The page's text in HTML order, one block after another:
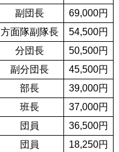
副団長
69,000円
方面隊副隊長
54,500円
分団長
50,500円
副分団長
45,500円
部長
39,000円
班長
37,000円
団員
36,500円
団員 18,250円